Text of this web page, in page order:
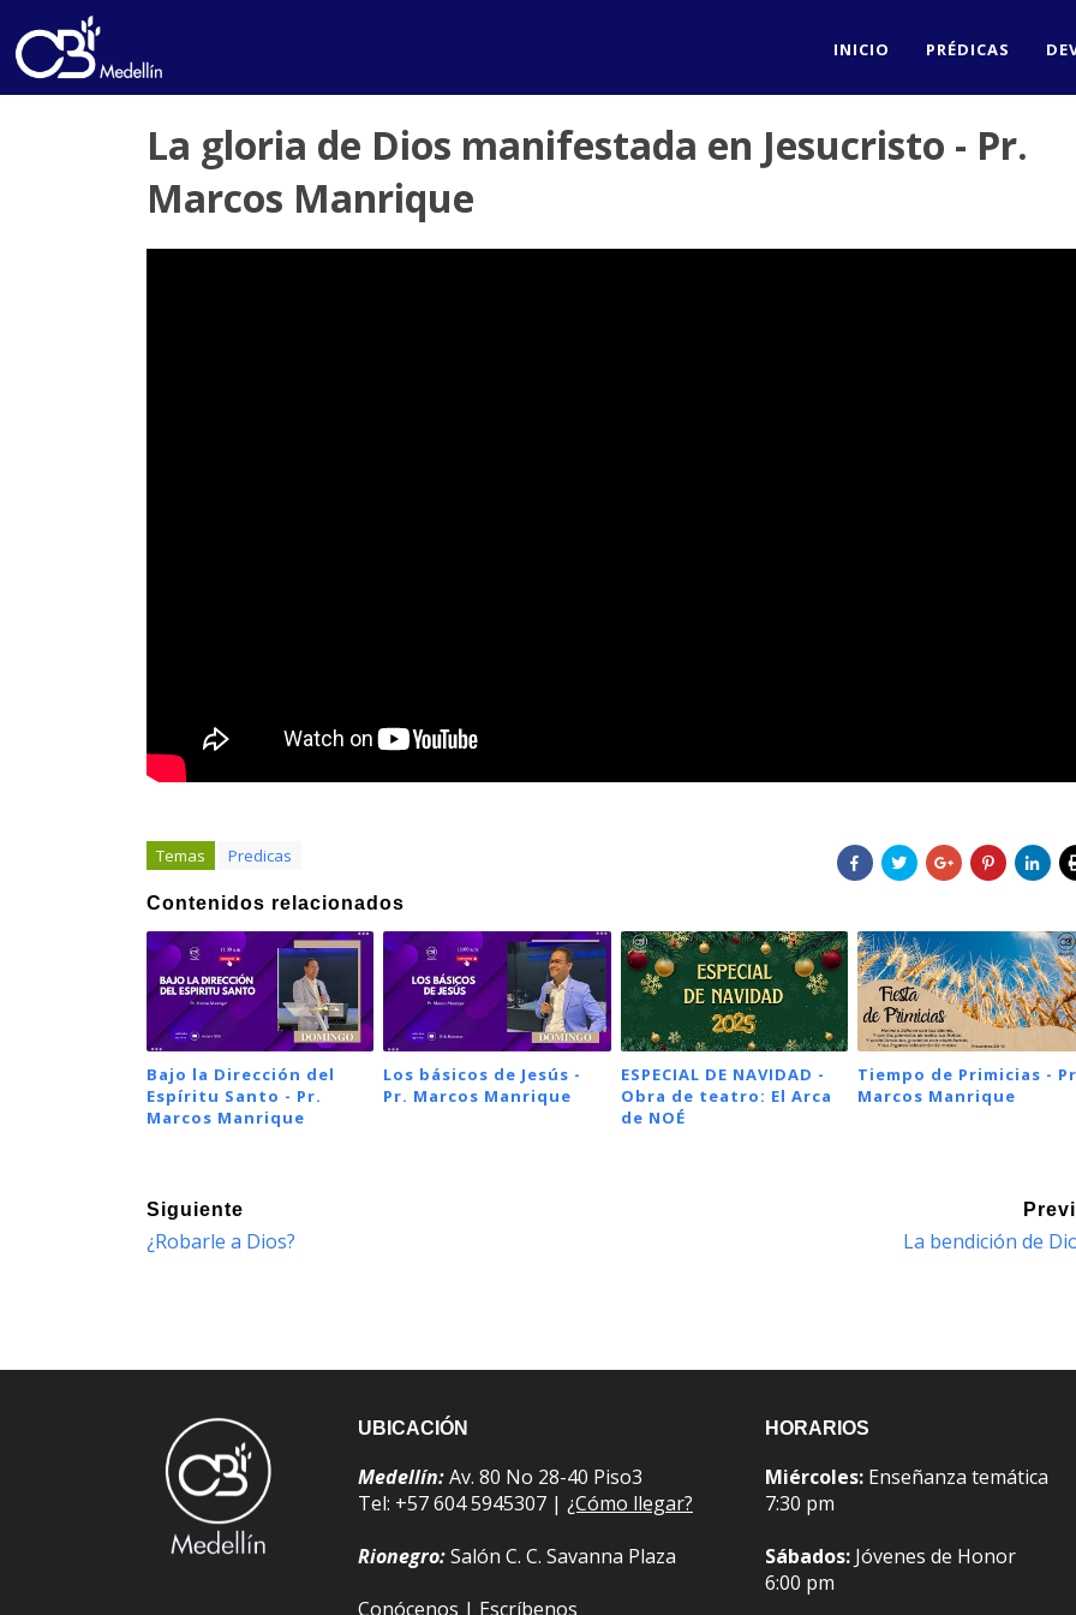
INICIO PRÉDICAS
La gloria de Dios manifestada en Jesucristo - Pr.
Marcos Manrique
Temas Predicas
Contenidos relacionados
Bajo la Dirección del
Espíritu Santo - Pr.
Marcos Manrique
Los básicos de Jesús -
Pr. Marcos Manrique
ESPECIAL DE NAVIDAD -
Obra de teatro: El Arca
de NOÉ
Tiempo de Primicias -
Marcos Manrique
Siguiente
¿Robarle a Dios? La bendición de
UBICACIÓN
Medellín:Av. 80 No 28-40 Piso3
Tel: +57 604 5945307 | ¿Cómo llegar?
Rionegro:Salón C. C. Savanna Plaza
Conócenos | Escríbenos
HORARIOS
Miércoles: Enseñanza temática
7:30 pm
Sábados: Jóvenes de Honor
6:00 pm